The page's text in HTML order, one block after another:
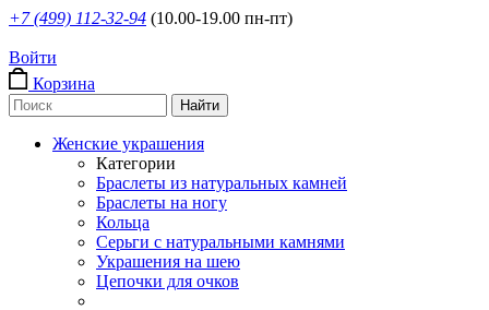
+7 (499) 112-32-94 (10.00-19.00 пн-пт)
Войти
Корзина
Женские украшения
Категории
Браслеты из натуральных камней
Браслеты на ногу
Кольца
Серьги с натуральными камнями
Украшения на шею
Цепочки для очков